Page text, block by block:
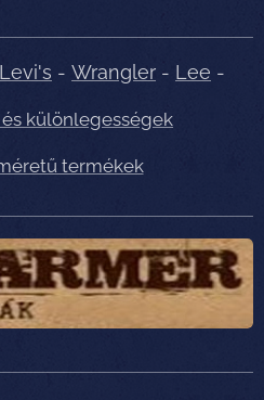
Levi's - Wrangler - Lee -
különlegességek
termékek